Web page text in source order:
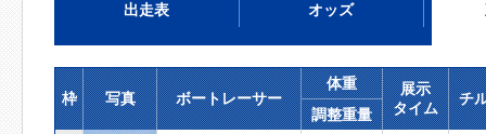
出走表 オッズ
枠 写真 ボートレーサー
体重
展示
タイム
チ
調整重量